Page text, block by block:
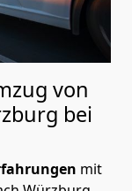
von
bei
mit